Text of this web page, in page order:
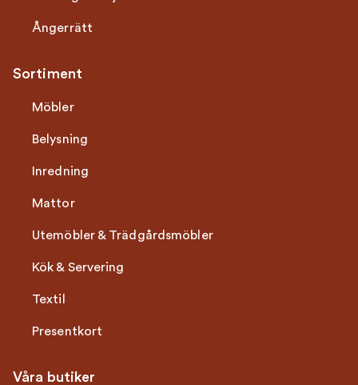
Ångerrätt
Sortiment
Möbler
Belysning
Inredning
Mattor
Utemöbler & Trädgårdsmöbler
Kök & Servering
Textil
Presentkort
Våra butiker